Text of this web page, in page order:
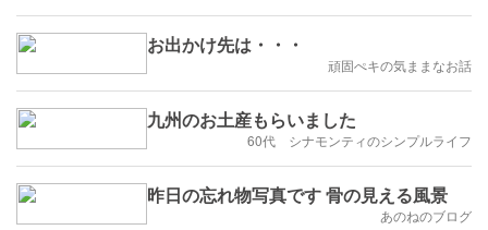
お出かけ先は・・・
頑固ぺキの気ままなお話
九州のお土産もらいました
60代 シナモンティのシンプルライフ
昨日の忘れ物写真です 骨の見える風景
あのねのブログ